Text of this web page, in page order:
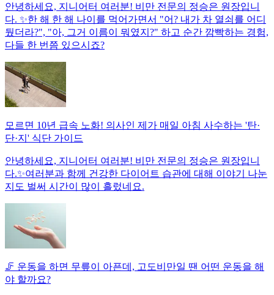
안녕하세요, 지니어터 여러분! 비만 전문의 정승은 원장입니
다. ✨한 해 한 해 나이를 먹어가면서 "어? 내가 차 열쇠를 어디
뒀더라?", "아, 그거 이름이 뭐였지?" 하고 순간 깜빡하는 경험,
다들 한 번쯤 있으시죠?
모르면 10년 급속 노화! 의사인 제가 매일 아침 사수하는 '탄·
단·지' 식단 가이드
안녕하세요, 지니어터 여러분! 비만 전문의 정승은 원장입니
다.✨여러분과 함께 건강한 다이어트 습관에 대해 이야기 나눈
지도 벌써 시간이 많이 흘렀네요.
🦵 운동을 하면 무릎이 아픈데, 고도비만일 땐 어떤 운동을 해
야 할까요?